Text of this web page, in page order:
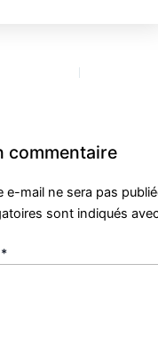
commentaire
e-mail ne sera pas
sont indiqués
*